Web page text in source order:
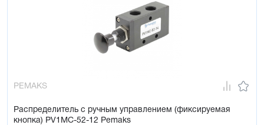
PEMAKS
Распределитель с ручным управлением (фиксируемая
кнопка) PV1MC-52-12 Pemaks